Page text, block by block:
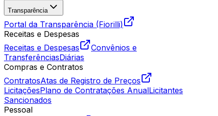
Transparência
Portal da Transparência (Fiorilli)
Receitas e Despesas
Receitas e Despesas
Convênios e
TransferênciasDiárias
Compras e Contratos
ContratosAtas de Registro de Preços
LicitaçõesPlano de Contratações AnualLicitantes
Sancionados
Pessoal